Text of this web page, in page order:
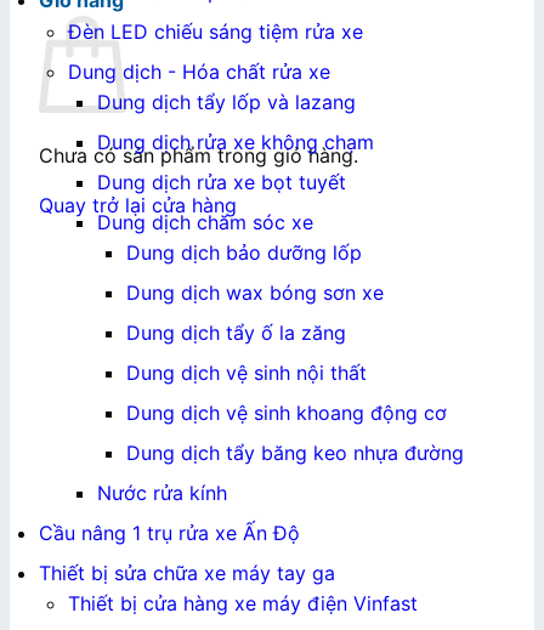
Chưa có sản phẩm trong giỏ hàng.
Quay trở lại cửa hàng
Đèn LED chiếu sáng tiệm rửa xe
Dung dịch - Hóa chất rửa xe
Dung dịch tẩy lốp và lazang
Dung dịch rửa xe không chạm
Dung dịch rửa xe bọt tuyết
Dung dịch chăm sóc xe
Dung dịch bảo dưỡng lốp
Dung dịch wax bóng sơn xe
Dung dịch tẩy ố la zăng
Dung dịch vệ sinh nội thất
Dung dịch vệ sinh khoang động cơ
Dung dịch tẩy băng keo nhựa đường
Nước rửa kính
Cầu nâng 1 trụ rửa xe Ấn Độ
Thiết bị sửa chữa xe máy tay ga
Thiết bị cửa hàng xe máy điện Vinfast